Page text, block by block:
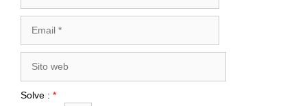
web
Solve : *